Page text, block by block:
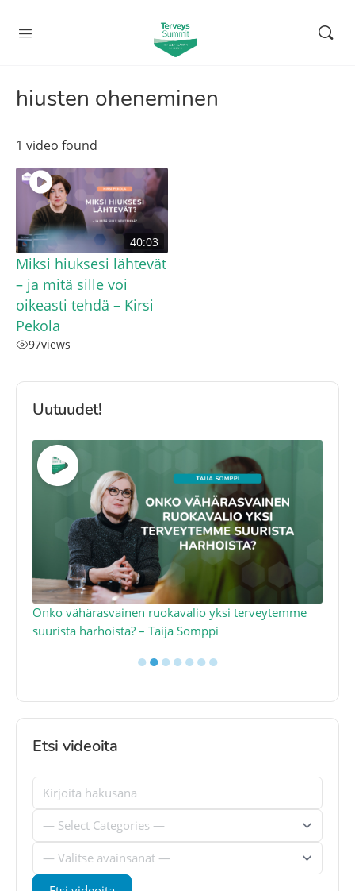
hiusten oheneminen
1 video found
40:03
Miksi hiuksesi lähtevät
– ja mitä sille voi
oikeasti tehdä – Kirsi
Pekola
97views
Uutuudet!
Onko vähärasvainen ruokavalio yksi terveytemme
suurista harhoista? – Taija Somppi
●●●●●●●
Etsi videoita